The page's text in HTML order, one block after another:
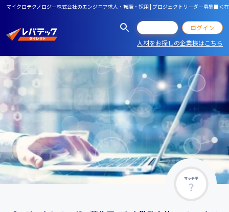
マイクロテクノロジー株式会社のエンジニア求人・転職・採用 | プロジェクトリーダー募集■＜
ログイン
人材をお探しの企業様はこちら
マッチ率